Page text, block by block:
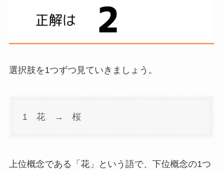
選択肢を1つずつ見ていきましょう。
1 花 → 桜
上位概念である「花」という語で、下位概念の1つ